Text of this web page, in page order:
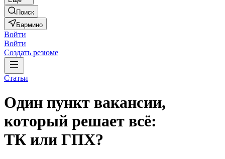
Поиск
Бармино
Войти
Войти
Создать резюме
Статьи
Один пункт вакансии,
который решает всё:
ТК или ГПХ?